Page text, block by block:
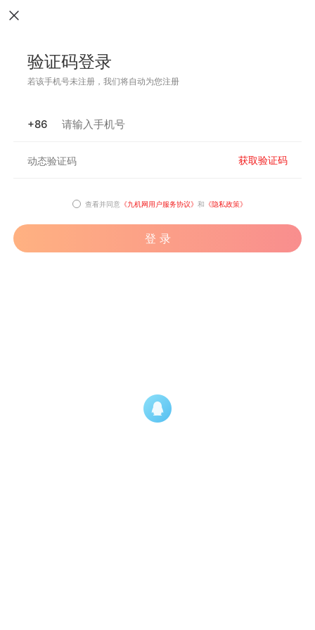
验证码登录
若该手机号未注册，我们将自动为您注册
+86
获取验证码
查看并同意 《九机网用户服务协议》 和 《隐私政策》
登 录